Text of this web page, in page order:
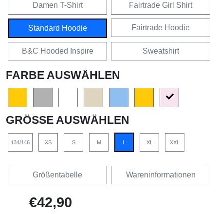
Damen T-Shirt Fairtrade Girl Shirt
Standard Hoodie Fairtrade Hoodie
B&C Hooded Inspire Sweatshirt
FARBE AUSWÄHLEN
GRÖSSE AUSWÄHLEN
134/146 XS S M L XL XXL
Größentabelle Wareninformationen
€42,90